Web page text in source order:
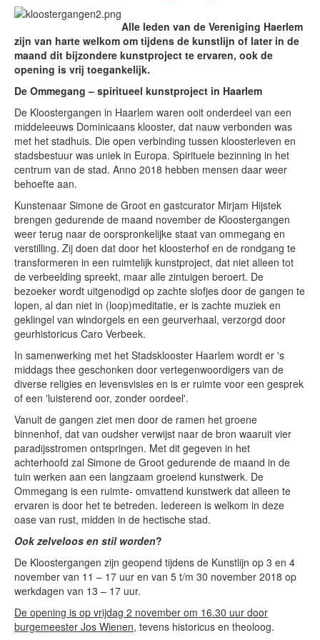
Alle leden van de Vereniging Haerlem
zijn van harte welkom om tijdens de kunstlijn of later in de
maand dit bijzondere kunstproject te ervaren, ook de
opening is vrij toegankelijk.
De Ommegang– spiritueel kunstproject in Haarlem
De Kloostergangen in Haarlem waren ooit onderdeel van een
middeleeuws Dominicaans klooster, dat nauw verbonden was
met het stadhuis. Die open verbinding tussen kloosterleven en
stadsbestuur was uniek in Europa. Spirituele bezinning in het
centrum van de stad. Anno 2018 hebben mensen daar weer
behoefte aan.
Kunstenaar Simone de Groot en gastcurator Mirjam Hijstek
brengen gedurende de maand november de Kloostergangen
weer terug naar de oorspronkelijke staat van ommegang en
verstilling. Zij doen dat door het kloosterhof en de rondgang te
transformeren in een ruimtelijk kunstproject, dat niet alleen tot
de verbeelding spreekt, maar alle zintuigen beroert. De
bezoeker wordt uitgenodigd op zachte slofjes door de gangen te
lopen, al dan niet in (loop)meditatie, er is zachte muziek en
geklingel van windorgels en een geurverhaal, verzorgd door
geurhistoricus Caro Verbeek.
In samenwerking met het Stadsklooster Haarlem wordt er 's
middags thee geschonken door vertegenwoordigers van de
diverse religies en levensvisies en is er ruimte voor een gesprek
of een 'luisterend oor, zonder oordeel'.
Vanuit de gangen ziet men door de ramen het groene
binnenhof, dat van oudsher verwijst naar de bron waaruit vier
paradijsstromen ontspringen. Met dit gegeven in het
achterhoofd zal Simone de Groot gedurende de maand in de
tuin werken aan een langzaam groeiend kunstwerk. De
Ommegang is een ruimte- omvattend kunstwerk dat alleen te
ervaren is door het te betreden. Iedereen is welkom in deze
oase van rust, midden in de hectische stad.
Ook zelveloos en stil worden?
De Kloostergangen zijn geopend tijdens de Kunstlijn op 3 en 4
november van 11 – 17 uur en van 5 t/m 30 november 2018 op
werkdagen van 13 – 17 uur.
De opening is op vrijdag 2 november om 16.30 uur door
burgemeester Jos Wienen, tevens historicus en theoloog.